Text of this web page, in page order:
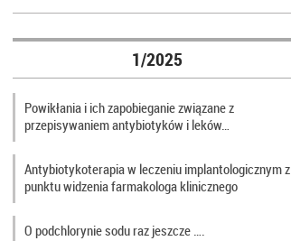
1/2025
Powikłania i ich zapobieganie związane z
przepisywaniem antybiotyków i leków…
Antybiotykoterapia w leczeniu implantologicznym z
punktu widzenia farmakologa klinicznego
O podchlorynie sodu raz jeszcze ….